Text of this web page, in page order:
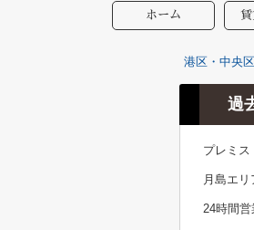
ホーム 賃
港区・中央
過
プレミス
月島エ
24時間営